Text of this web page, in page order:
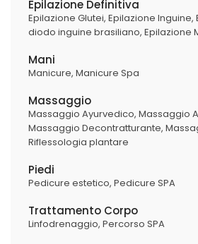
Epilazione Definitiva
Epilazione Glutei Epilazione Inguine
diodo inguine brasiliano Epilazione
Mani
Manicure Manicure Spa
Massaggio
Massaggio Ayurvedico Massaggio
Massaggio Decontratturante
Riflessologia plantare
Piedi
Pedicure estetico Pedicure SPA
Trattamento Corpo
Linfodrenaggio Percorso SPA